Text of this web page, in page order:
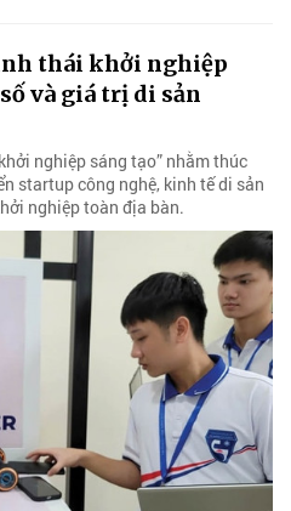
thái khởi nghiệp
và giá trị di sản
nghiệp sáng tạo” nhằm thúc
startup công nghệ, kinh tế di sản
nghiệp toàn địa bàn.